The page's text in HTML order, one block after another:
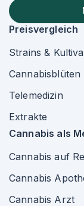
Preisvergleich
Strains &
Cannabisblüten
Telemedizin
Extrakte
Cannabis als
Cannabis auf
Cannabis
Cannabis Arzt